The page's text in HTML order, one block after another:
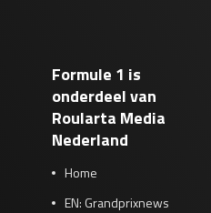
Formule 1 is
onderdeel van
Roularta Media
Nederland
Home
EN: Grandprixnews